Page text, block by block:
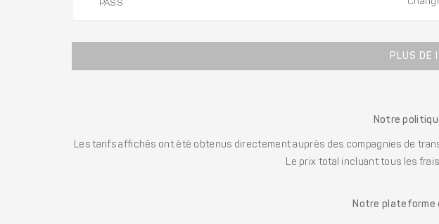
PASS
PLUS DE
Notre
Les tarifs affichés ont été obtenus directement auprès des compagnies de
Le prix total incluant tous les
Notre plateforme